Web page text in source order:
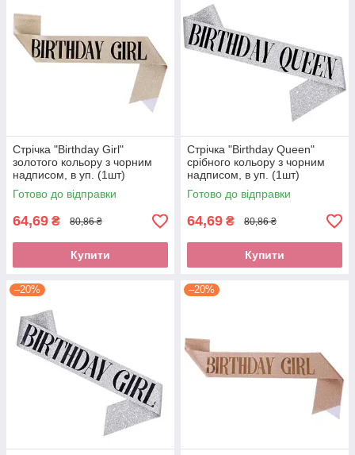
Стрічка "Birthday Girl"
золотого кольору з чорним
надписом, в уп. (1шт)
Готово до відправки
64,69 ₴ 80,86 ₴
Купити
Стрічка "Birthday Queen"
срібного кольору з чорним
надписом, в уп. (1шт)
Готово до відправки
64,69 ₴ 80,86 ₴
Купити
–20% –20%